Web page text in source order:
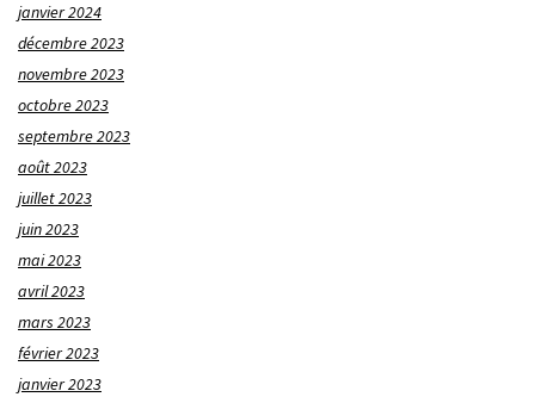
janvier 2024
décembre 2023
novembre 2023
octobre 2023
septembre 2023
août 2023
juillet 2023
juin 2023
mai 2023
avril 2023
mars 2023
février 2023
janvier 2023